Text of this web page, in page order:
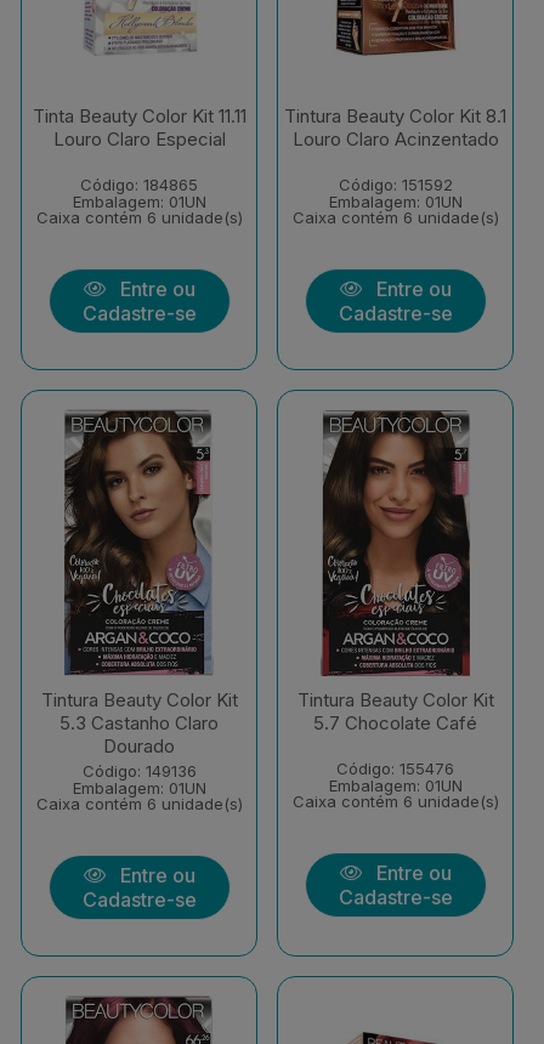
Tinta Beauty Color Kit 11.11
Louro Claro Especial
Código: 184865
Embalagem: 01UN
Caixa contém 6 unidade(s)
Entre ou
Cadastre-se
Tintura Beauty Color Kit 8.1
Louro Claro Acinzentado
Código: 151592
Embalagem: 01UN
Caixa contém 6 unidade(s)
Entre ou
Cadastre-se
Tintura Beauty Color Kit
5.3 Castanho Claro
Dourado
Código: 149136
Embalagem: 01UN
Caixa contém 6 unidade(s)
Entre ou
Cadastre-se
Tintura Beauty Color Kit
5.7 Chocolate Café
Código: 155476
Embalagem: 01UN
Caixa contém 6 unidade(s)
Entre ou
Cadastre-se